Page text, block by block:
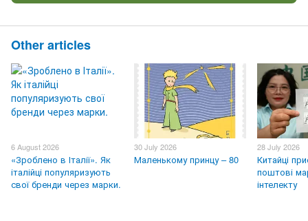
Other articles
6 August 2026
«Зроблено в Італії». Як
італійці популяризують
свої бренди через марки.
30 July 2026
Маленькому принцу – 80
28 July 2026
Китайці
поштові
інтелекту